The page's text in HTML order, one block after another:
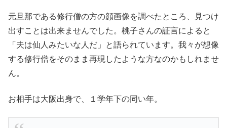
元旦那である修行僧の方の顔画像を調べたところ、見つけ
出すことは出来ませんでした。桃子さんの証言によると
「夫は仙人みたいな人だ」と語られています。我々が想像
する修行僧をそのまま再現したような方なのかもしれませ
ん。
お相手は大阪出身で、１学年下の同い年。